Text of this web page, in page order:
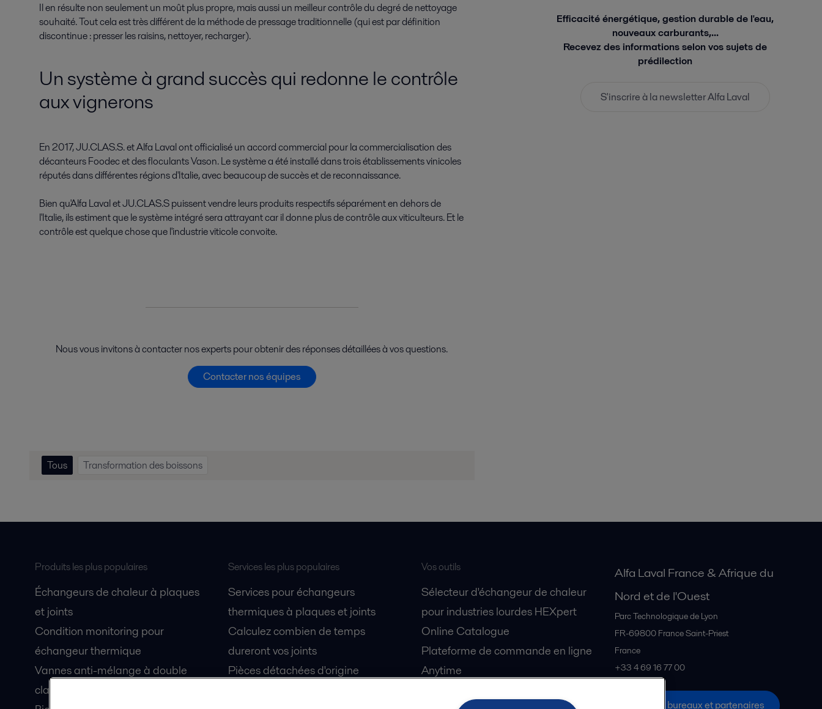
Il en résulte non seulement un moût plus propre, mais aussi un meilleur contrôle du degré de nettoyage
souhaité. Tout cela est très différent de la méthode de pressage traditionnelle (qui est par définition
discontinue : presser les raisins, nettoyer, recharger).
Un système à grand succès qui redonne le contrôle
aux vignerons
En 2017, JU.CLAS.S. et Alfa Laval ont officialisé un accord commercial pour la commercialisation des
décanteurs Foodec et des floculants Vason. Le système a été installé dans trois établissements vinicoles
réputés dans différentes régions d'Italie, avec beaucoup de succès et de reconnaissance.
Bien qu'Alfa Laval et JU.CLAS.S puissent vendre leurs produits respectifs séparément en dehors de
l'Italie, ils estiment que le système intégré sera attrayant car il donne plus de contrôle aux viticulteurs. Et le
contrôle est quelque chose que l'industrie viticole convoite.
Nous vous invitons à contacter nos experts pour obtenir des réponses détaillées à vos questions.
Contacter nos équipes
Efficacité énergétique, gestion durable de l'eau,
nouveaux carburants,...
Recevez des informations selon vos sujets de
prédilection
S'inscrire à la newsletter Alfa Laval
Tous Transformation des boissons
Produits les plus populaires
Échangeurs de chaleur à plaques
et joints
Condition monitoring pour
échangeur thermique
Vannes anti-mélange à double
clapet Unique Mixproof
Services les plus populaires
Services pour échangeurs
thermiques à plaques et joints
Calculez combien de temps
dureront vos joints
Pièces détachées d'origine
Vos outils
Sélecteur d'échangeur de chaleur
pour industries lourdes HEXpert
Online Catalogue
Plateforme de commande en ligne
Anytime
Alfa Laval France & Afrique du
Nord et de l'Ouest
Parc Technologique de Lyon
FR-69800 France Saint-Priest
France
+33 4 69 16 77 00
Tous les bureaux et partenaires